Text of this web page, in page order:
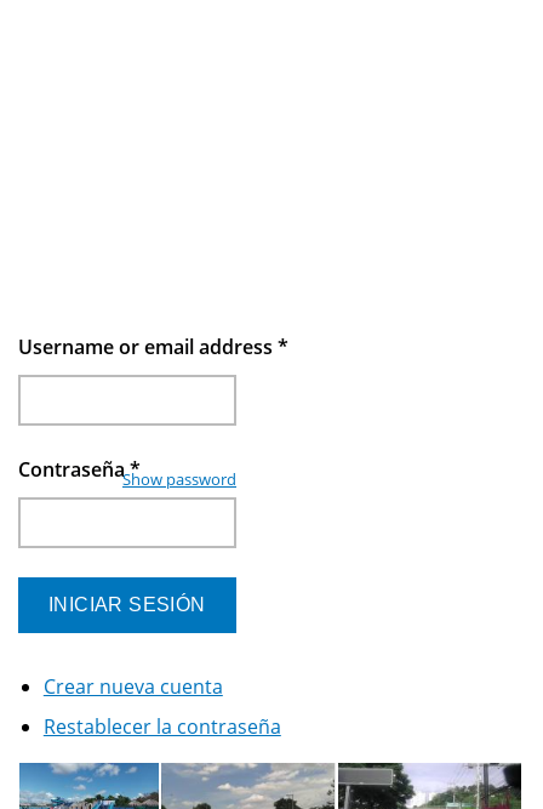
Username or email address *
Contraseña*
Show password
Crear nueva cuenta
Restablecer la contraseña